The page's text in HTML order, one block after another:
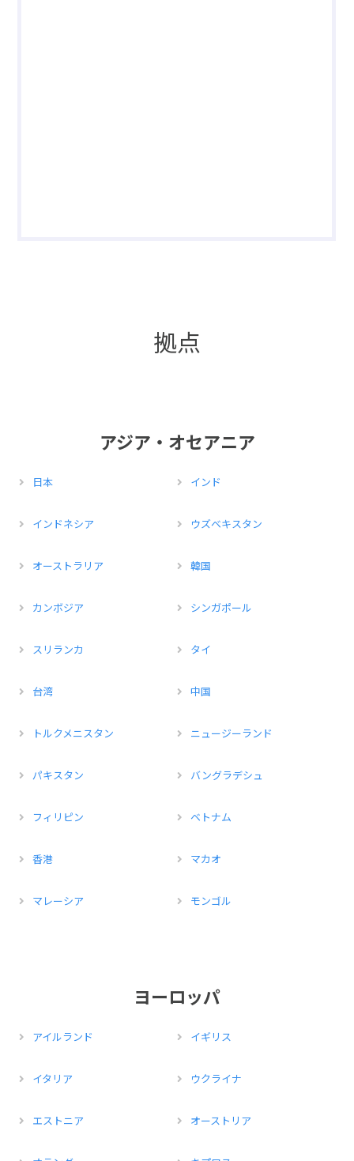
拠点
アジア・オセアニア
日本 インド
インドネシア ウズベキスタン
オーストラリア 韓国
カンボジア シンガポール
スリランカ タイ
台湾 中国
トルクメニスタン ニュージーランド
パキスタン バングラデシュ
フィリピン ベトナム
香港 マカオ
マレーシア モンゴル
ヨーロッパ
アイルランド イギリス
イタリア ウクライナ
エストニア オーストリア